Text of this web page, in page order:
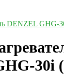
30i